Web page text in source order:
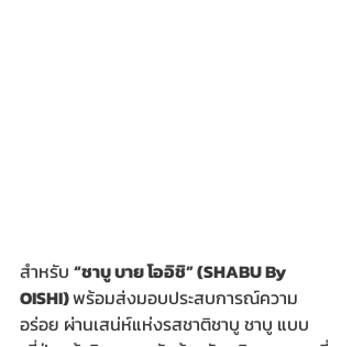
สำหรับ “ชาบู บาย โออิชิ” (SHABU By
OISHI) พร้อมส่งมอบประสบการณ์ความ
อร่อย ผ่านเสน่ห์แห่งรสชาติชาบู ชาบู แบบ